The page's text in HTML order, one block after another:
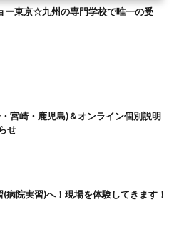
ー東京☆九州の専門学校で唯一の受
宮崎・鹿児島)＆オンライン個別説明
せ
病院実習)へ！現場を体験してきます！